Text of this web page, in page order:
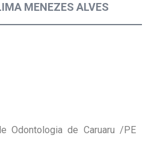
MENEZES ALVES
Odontologia de Caruaru /PE